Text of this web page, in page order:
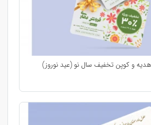
و کوپن تخفیف سال نو (عید نوروز)